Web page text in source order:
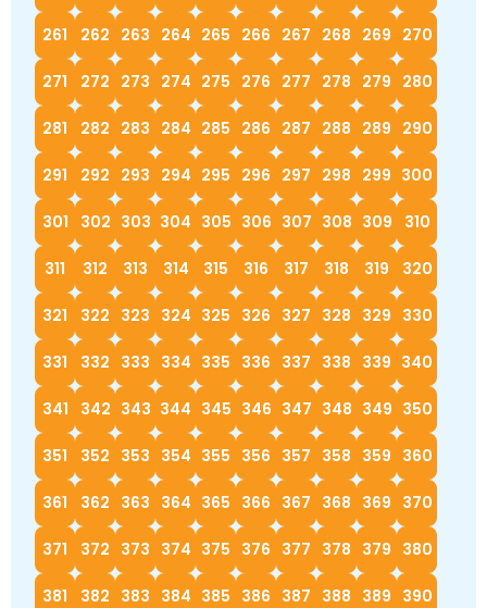
261 262 263 264 265 266 267 268 269 270
271 272 273 274 275 276 277 278 279 280
281 282 283 284 285 286 287 288 289 290
291 292 293 294 295 296 297 298 299 300
301 302 303 304 305 306 307 308 309 310
311 312 313 314 315 316 317 318 319 320
321 322 323 324 325 326 327 328 329 330
331 332 333 334 335 336 337 338 339 340
341 342 343 344 345 346 347 348 349 350
351 352 353 354 355 356 357 358 359 360
361 362 363 364 365 366 367 368 369 370
371 372 373 374 375 376 377 378 379 380
381 382 383 384 385 386 387 388 389 390